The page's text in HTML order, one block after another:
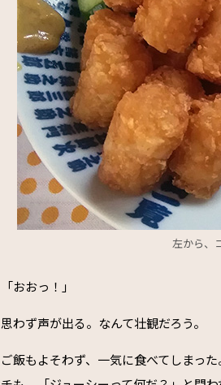
左から、
「おおっ！」
思わず声が出る。なんて壮観だろう。
ご飯もよそわず、一気に食べてしまっ